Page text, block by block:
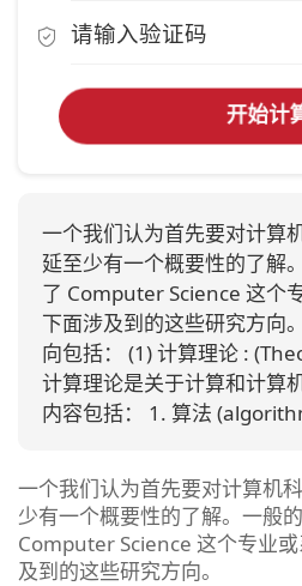
开始计
一个我们认为首先要对计算
延至少有一个概要性的了解
了 Computer Science 这个
下面涉及到的这些研究方向
向包括： (1) 计算理论 :
计算理论是关于计算和计算
内容包括： 1. 算法
一个我们认为首先要对计算机
少有一个概要性的了解。一般
Computer Science 这个专业
及到的这些研究方向。